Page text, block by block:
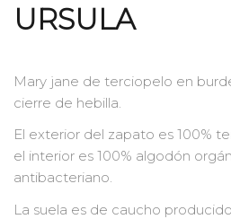
URSULA
Mary jane de terciopelo en
cierre de hebilla.
El exterior del zapato es 100%
el interior es 100% algodón
antibacteriano.
La suela es de caucho